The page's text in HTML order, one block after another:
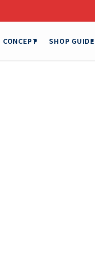
CONCEPT SHOP GUIDE